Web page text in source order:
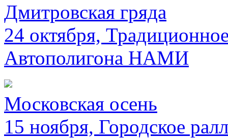
Дмитровская гряда
24 октября,
Автополигона НАМИ
Московская осень
15 ноября, Городское